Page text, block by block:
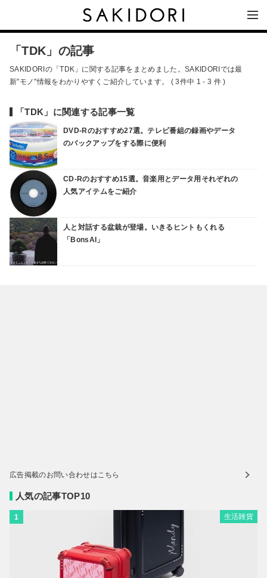
「TDK」の記事
SAKIDORIの「TDK」に関する記事をまとめました。SAKIDORIでは最
新"モノ"情報をわかりやすくご紹介しています。 ( 3件中 1 - 3 件 )
「TDK」に関連する記事一覧
DVD-Rのおすすめ27選。テレビ番組の録画やデータ
のバックアップをする際に便利
CD-Rのおすすめ15選。音楽用とデータ用それぞれの
人気アイテムをご紹介
人と対話する盆栽が登場。いきるヒントもくれる
「BonsAI」
広告掲載のお問い合わせはこちら
人気の記事TOP10
1 生活雑貨